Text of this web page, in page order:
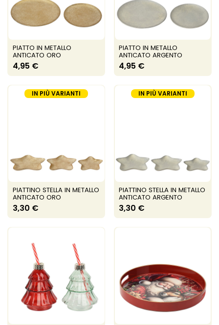
PIATTO IN METALLO
ANTICATO ORO
4,95 €
PIATTO IN METALLO
ANTICATO ARGENTO
4,95 €
IN PIÙ VARIANTI
PIATTINO STELLA IN METALLO
ANTICATO ORO
3,30 €
IN PIÙ VARIANTI
PIATTINO STELLA IN METALLO
ANTICATO ARGENTO
3,30 €